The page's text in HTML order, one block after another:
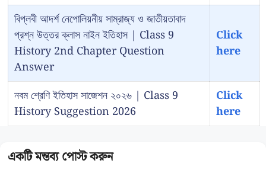
বিপ্লবী আদর্শ নেপোলিয়নীয় সাম্রাজ্য ও জাতীয়তাবাদ
প্রশ্ন উত্তর ক্লাস নাইন ইতিহাস | Class 9
History 2nd Chapter Question
Answer
Click
here
নবম শ্রেণি ইতিহাস সাজেশন ২০২৬ | Class 9
History Suggestion 2026
Click
here